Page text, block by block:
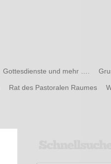
Gottesdienste und mehr ….
Rat des Pastoralen Raumes